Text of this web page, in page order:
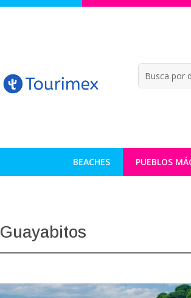
BEACHES PUEBLOS
Guayabitos